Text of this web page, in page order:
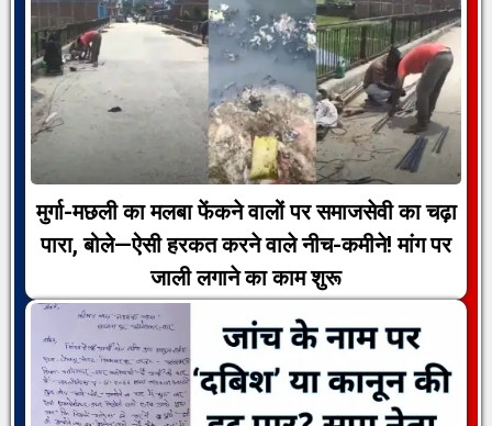
मुर्गा-मछली का मलबा फेंकने वालों पर समाजसेवी का चढ़ा
पारा, बोले—ऐसी हरकत करने वाले नीच-कमीने! मांग पर
जाली लगाने का काम शुरू